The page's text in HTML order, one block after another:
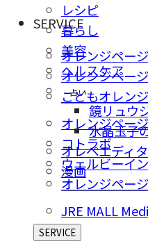
レシピ
暮らし
美容
ヘルスケア
占い
鏡リュウ
水晶玉子
オレペエディ
漫画
SERVICE
オレンジペー
オレンジペー
こどもオレン
オレンジペー
コトラボ
ウェルビーイ
オレンジペー
JRE MALL
SERVICE